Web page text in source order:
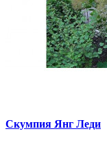
Скумпия Янг Леди